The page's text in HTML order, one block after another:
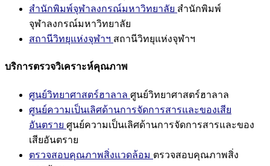
สำนักพิมพ์จุฬาลงกรณ์มหาวิทยาลัย สำนักพิมพ์
จุฬาลงกรณ์มหาวิทยาลัย
สถานีวิทยุแห่งจุฬาฯ สถานีวิทยุแห่งจุฬาฯ
บริการตรวจวิเคราะห์คุณภาพ
ศูนย์วิทยาศาสตร์ฮาลาล ศูนย์วิทยาศาสตร์ฮาลาล
ศูนย์ความเป็นเลิศด้านการจัดการสารและของเสีย
อันตราย ศูนย์ความเป็นเลิศด้านการจัดการสารและของ
เสียอันตราย
ตรวจสอบคุณภาพสิ่งแวดล้อม ตรวจสอบคุณภาพสิ่ง